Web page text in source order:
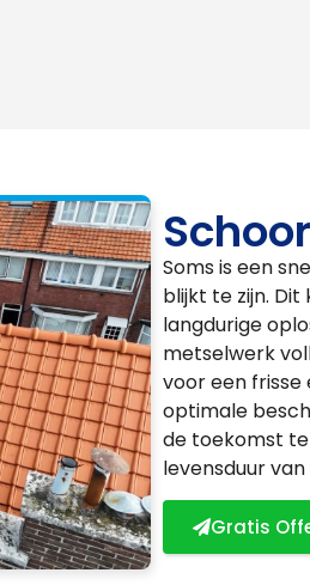
Soms is een
blijkt te zijn.
langdurige
metselwerk
voor een frisse
optimale
de toekomst
levensduur
Gratis